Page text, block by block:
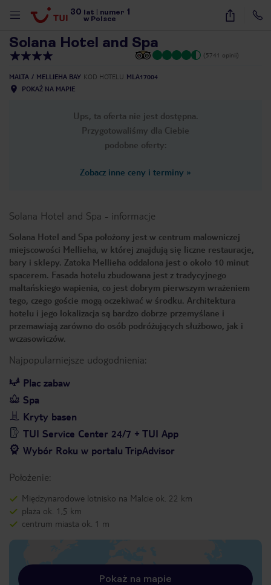
30 lat numer 1
w Polsce
46
Solana Hotel and Spa
(5741 opinii)
MALTA MELLIEHA BAY KOD HOTELU MLA17004
POKAŻ NA MAPIE
Ups, ta oferta nie jest dostępna.
Przygotowaliśmy dla Ciebie
podobne oferty:
Zobacz inne ceny i terminy »
Solana Hotel and Spa - informacje
Solana Hotel and Spa położony jest w centrum malowniczej
miejscowości Mellieha, w której znajdują się liczne restauracje,
bary i sklepy. Zatoka Mellieha oddalona jest o około 10 minut
spacerem. Fasada hotelu zbudowana jest z tradycyjnego
maltańskiego wapienia, co jest dobrym pierwszym wrażeniem
tego, czego goście mogą oczekiwać w środku. Architektura
hotelu i jego lokalizacja są bardzo dobrze przemyślane i
przemawiają zarówno do osób podróżujących służbowo, jak i
wczasowiczów.
Najpopularniejsze udogodnienia:
Plac zabaw
Spa
Kryty basen
TUI Service Center 24/7 + TUI App
Wybór Roku w portalu TripAdvisor
Położenie:
Międzynarodowe lotnisko na Malcie ok. 22 km
plaża ok. 1,5 km
centrum miasta ok. 1 m
Pokaż na mapie